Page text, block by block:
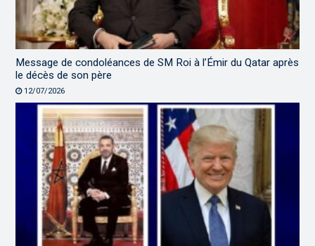
Message de condoléances de SM Roi à l’Émir du Qatar après
le décès de son père
12/07/2026